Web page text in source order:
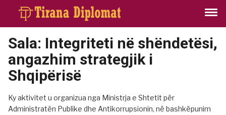
Sala: Integriteti në shëndetësi,
angazhim strategjik i
Shqipërisë
Ky aktivitet u organizua nga Ministrja e Shtetit për
Administratën Publike dhe Antikorrupsionin, në bashkëpunim